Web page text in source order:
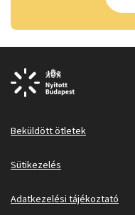
Beküldött ötletek
Sütikezelés
Adatkezelési tájékoztató